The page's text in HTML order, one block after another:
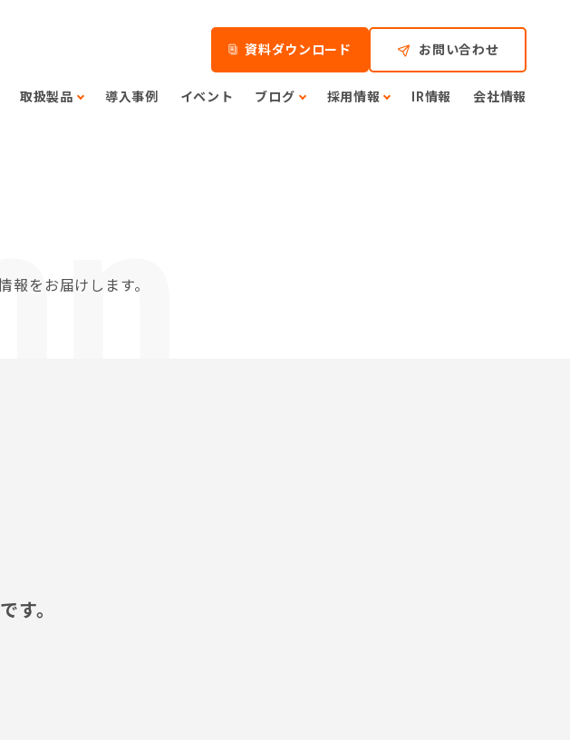
取扱製品 導入事例 イベント ブログ 採用情報 IR情報 会社情報
資料ダウンロード お問い合わせ
報をお届けします。
す。